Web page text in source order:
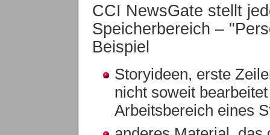
CCI NewsGate stellt
Speicherbereich –
Beispiel
Storyideen, erste
nicht soweit
Arbeitsbereich eines